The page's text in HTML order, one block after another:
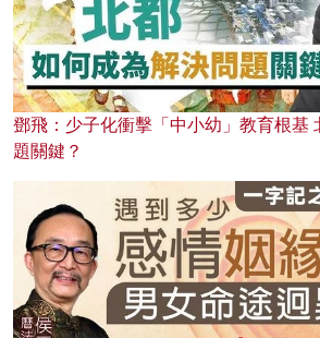
鄧飛：少子化衝擊「中小幼」教育根基
題關鍵？